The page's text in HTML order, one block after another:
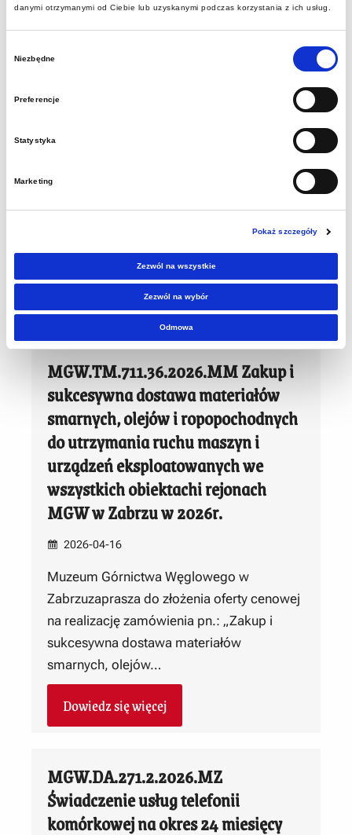
danymi otrzymanymi od Ciebie lub uzyskanymi podczas korzystania z ich usług.
Niezbędne
Preferencje
Statystyka
Marketing
Pokaż szczegóły
Zezwól na wszystkie
Zezwól na wybór
Odmowa
MGW.DA.271.2.2026.JB Remont
osiach 3-7, E-H w budynku BORT w
Węglowego w Zabrzu zaprasza do złożenia
oferty na realizację zamówienia pn.:
„Remont elewacji wschodniej i zachodniej…
Dowiedz się więcej
MGW.TM.711.36.2026.MM Zakup i
sukcesywna dostawa materiałów
smarnych, olejów i ropopochodnych
do utrzymania ruchu maszyn i
urządzeń eksploatowanych we
wszystkich obiektachi rejonach
MGW w Zabrzu w 2026r.
2026-04-16
Muzeum Górnictwa Węglowego w
Zabrzuzaprasza do złożenia oferty cenowej
na realizację zamówienia pn.: „Zakup i
sukcesywna dostawa materiałów
smarnych, olejów…
Dowiedz się więcej
MGW.DA.271.2.2026.MZ
Świadczenie usług telefonii
komórkowej na okres 24 miesięcy